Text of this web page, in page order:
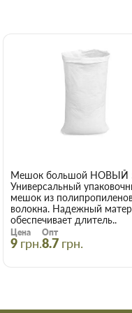
22015
Мешок большой НОВЫЙ
Универсальный
мешок из
волокна. Надежный
обеспечивает длитель..
Цена
9 грн.
Опт
8.7 грн.